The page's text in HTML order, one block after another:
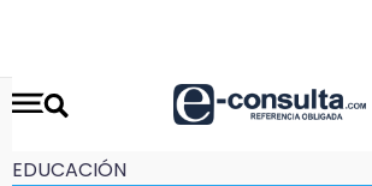
EDUCACIÓN